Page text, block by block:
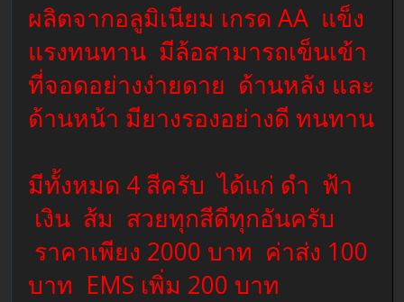
ผลิตจากอลูมิเนียม เกรด AA แข็ง
แรงทนทาน มีล้อสามารถเข็นเข้า
ที่จอดอย่างง่ายดาย ด้านหลัง และ
ด้านหน้า มียางรองอย่างดี ทนทาน
มีทั้งหมด 4 สีครับ ได้แก่ ดำ ฟ้า
เงิน ส้ม สวยทุกสีดีทุกอันครับ
ราคาเพียง 2000 บาท ค่าส่ง 100
บาท EMS เพิ่ม 200 บาท